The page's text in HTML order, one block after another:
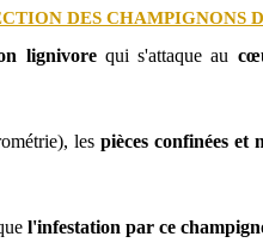
DES CHAMPIGNONS
lignivorequi s'attaque au
les pièces confinées et
l'infestation par ce